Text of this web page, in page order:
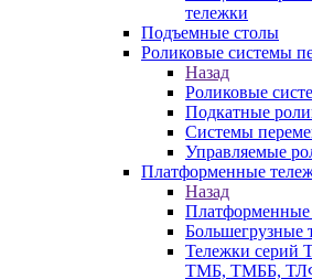
тележки
Подъемные столы
Роликовые системы
Назад
Роликовые
Подкатные
Системы
Управляемые
Платформенные
Назад
Платформенные
Большегрузные
Тележки
ТМБ, ТМББ,